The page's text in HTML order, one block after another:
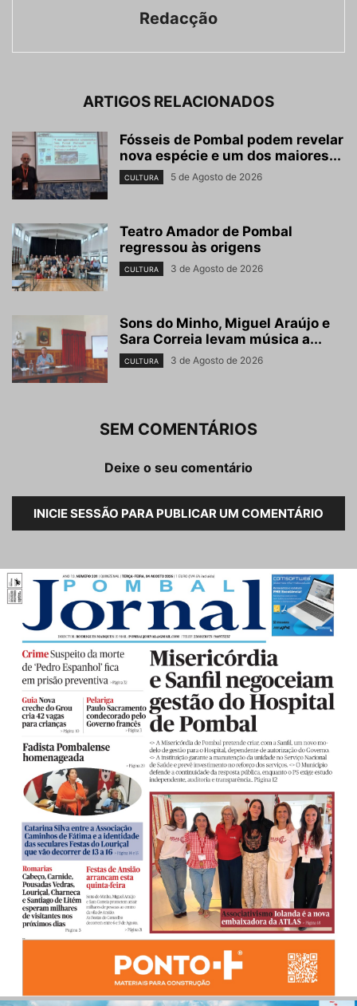
Redacção
ARTIGOS RELACIONADOS
Fósseis de Pombal podem revelar
nova espécie e um dos maiores...
CULTURA 5 de Agosto de 2026
Teatro Amador de Pombal
regressou às origens
CULTURA 3 de Agosto de 2026
Sons do Minho, Miguel Araújo e
Sara Correia levam música a...
CULTURA 3 de Agosto de 2026
SEM COMENTÁRIOS
Deixe o seu comentário
INICIE SESSÃO PARA PUBLICAR UM COMENTÁRIO